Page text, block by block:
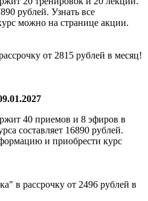
рублей. Узнать все
можно на странице акции.
от 2815 рублей в месяц!
40 приемов и 8 эфиров в
составляет 16890 рублей.
и приобрести курс
в рассрочку от 2496 рублей в